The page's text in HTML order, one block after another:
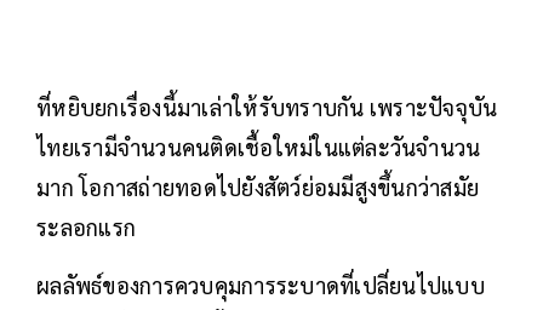
ที่หยิบยกเรื่องนี้มาเล่าให้รับทราบกัน เพราะปัจจุบัน
ไทยเรามีจำนวนคนติดเชื้อใหม่ในแต่ละวันจำนวน
มาก โอกาสถ่ายทอดไปยังสัตว์ย่อมมีสูงขึ้นกว่าสมัย
ระลอกแรก
ผลลัพธ์ของการควบคุมการระบาดที่เปลี่ยนไปแบบ